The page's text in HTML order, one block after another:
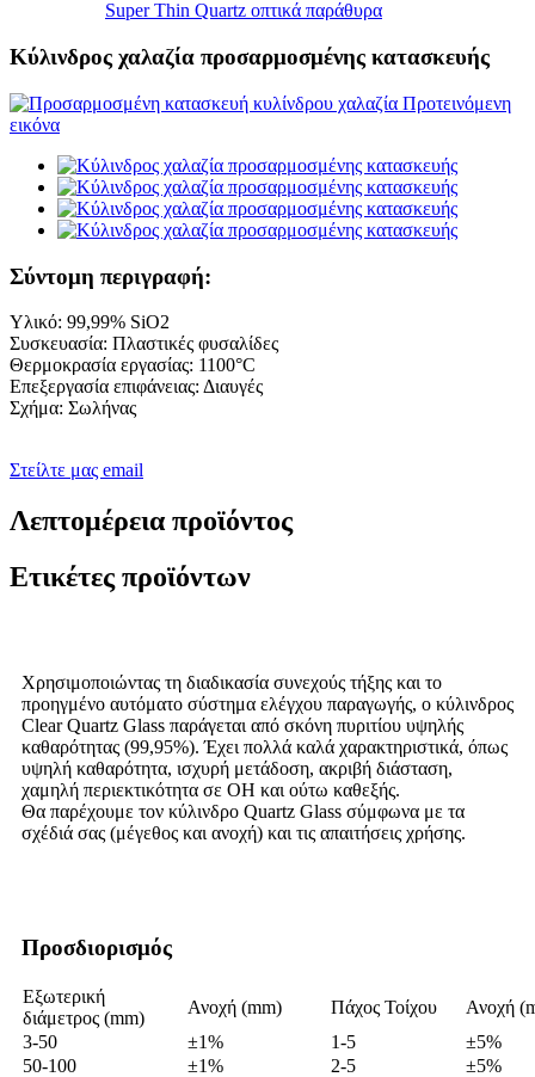
Super Thin Quartz οπτικά παράθυρα
Κύλινδρος χαλαζία προσαρμοσμένης κατασκευής
Σύντομη περιγραφή:
Υλικό: 99,99% SiO2
Συσκευασία: Πλαστικές φυσαλίδες
Θερμοκρασία εργασίας: 1100°C
Επεξεργασία επιφάνειας: Διαυγές
Σχήμα: Σωλήνας
Στείλτε μας email
Λεπτομέρεια προϊόντος
Ετικέτες προϊόντων
Χρησιμοποιώντας τη διαδικασία συνεχούς τήξης και το
προηγμένο αυτόματο σύστημα ελέγχου παραγωγής, ο κύλινδρος
Clear Quartz Glass παράγεται από σκόνη πυριτίου υψηλής
καθαρότητας (99,95%). Έχει πολλά καλά χαρακτηριστικά, όπως
υψηλή καθαρότητα, ισχυρή μετάδοση, ακριβή διάσταση,
χαμηλή περιεκτικότητα σε ΟΗ και ούτω καθεξής.
Θα παρέχουμε τον κύλινδρο Quartz Glass σύμφωνα με τα
σχέδιά σας (μέγεθος και ανοχή) και τις απαιτήσεις χρήσης.
Προσδιορισμός
Εξωτερική
διάμετρος (mm)
Ανοχή (mm) Πάχος Τοίχου
Ανοχή
3-50
±1% 1-5
±5%
50-100
±1% 2-5
±5%